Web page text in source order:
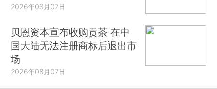
2026年08月07日
贝恩资本宣布收购贡茶 在中
国大陆无法注册商标后退出市
场
2026年08月07日